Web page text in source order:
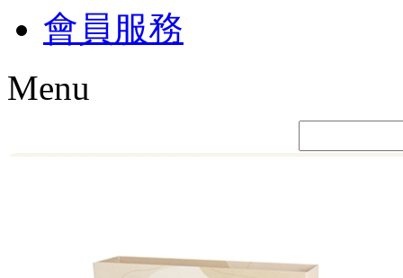
會員服務
Menu